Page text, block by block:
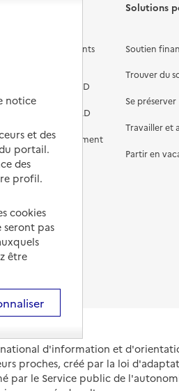
établissements
l'entrée en EHPAD
financières en EHPAD
accompagnement
les prix en
en EHPAD
en EHPAD
Solutions
Soutien
Trouver du
Se préserver
Travailler et
Partir en
d'information et
proches, créé par la loi
par le Service public de
notice
et des
portail.
des
profil.
cookies
seront pas
être